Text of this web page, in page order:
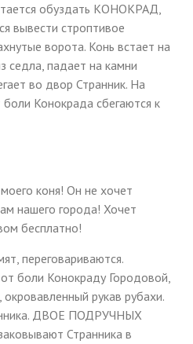
обуздать КОНОКРАД,
вывести строптивое
ворота. Конь встает на
седла, падает на камни
во двор Странник. На
Конокрада сбегаются к
коня! Он не хочет
нашего города! Хочет
бесплатно!
переговариваются.
боли Конокраду Городовой,
рукав рубахи.
ДВОЕ ПОДРУЧНЫХ
Странника в